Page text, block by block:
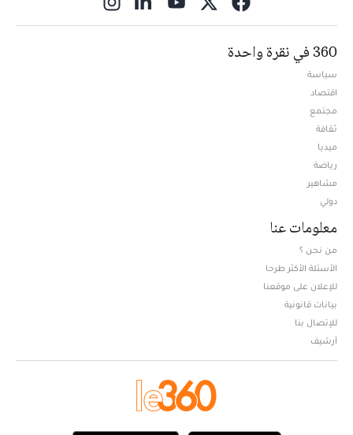
360 في نقرة واحدة
سياسة
اقتصاد
مجتمع
ثقافة
ميديا
رياضة
مشاهير
دولي
معلومات عنا
من نحن ؟
الأسئلة الأكثر طرحا
للإعلان على موقعنا
بيانات قانونية
للإتصال بنا
أرشيف